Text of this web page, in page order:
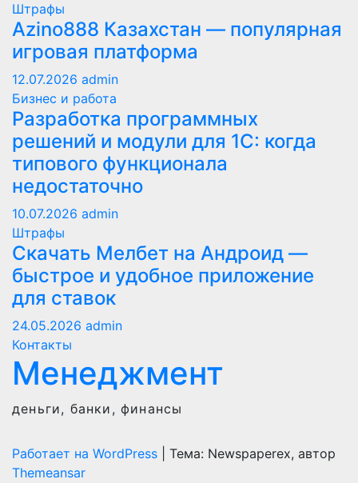
Штрафы
Azino888 Казахстан — популярная
игровая платформа
12.07.2026 admin
Бизнес и работа
Разработка программных
решений и модули для 1С: когда
типового функционала
недостаточно
10.07.2026 admin
Штрафы
Скачать Мелбет на Андроид —
быстрое и удобное приложение
для ставок
24.05.2026 admin
Контакты
Менеджмент
деньги, банки, финансы
Работает на WordPress
Тема: Newspaperex, автор
Themeansar